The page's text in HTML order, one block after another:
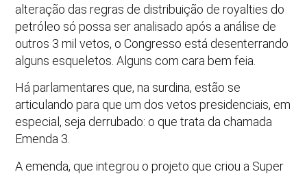
alteração das regras de distribuição de royalties do
petróleo só possa ser analisado após a análise de
outros 3 mil vetos, o Congresso está desenterrando
alguns esqueletos. Alguns com cara bem feia.
Há parlamentares que, na surdina, estão se
articulando para que um dos vetos presidenciais, em
especial, seja derrubado: o que trata da chamada
Emenda 3.
A emenda, que integrou o projeto que criou a Super